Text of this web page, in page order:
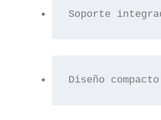
Soporte
Diseño